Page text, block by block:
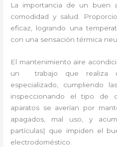
La importancia de un buen
comodidad y salud.
eficaz, logrando una
con una sensación térmica
El mantenimiento aire
un
trabajo que realiza
especializado, cumpliendo
inspeccionando el tipo de
aparatos se averían por
apagados, mal uso, y
partículas| que impiden el
electrodoméstico.